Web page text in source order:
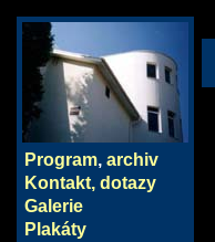
Program, archiv
Kontakt, dotazy
Galerie
Plakáty